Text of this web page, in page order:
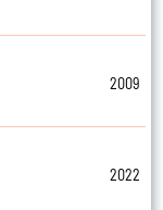
2009
2022